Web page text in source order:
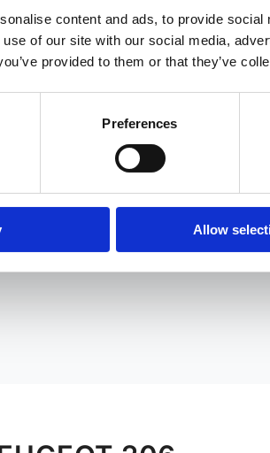
content and ads, to provide
of our site with our social media,
provided to them or that they’ve
Preferences
Allow